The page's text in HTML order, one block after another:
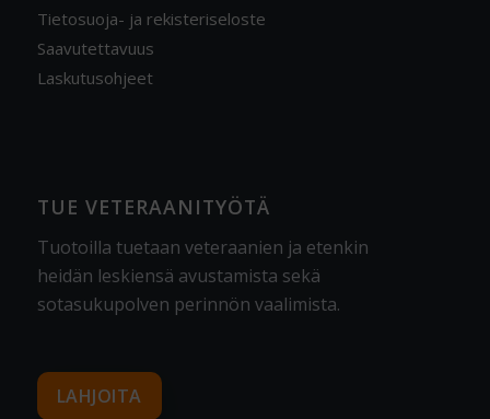
Tietosuoja- ja rekisteriseloste
Saavutettavuus
Laskutusohjeet
TUE VETERAANITYÖTÄ
Tuotoilla tuetaan veteraanien ja etenkin
heidän leskiensä avustamista sekä
sotasukupolven perinnön vaalimista.
LAHJOITA